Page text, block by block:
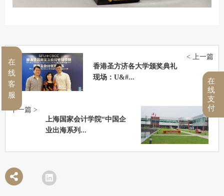
香港圣方济各大学颁奖典礼
现场：U&#...
< 上一篇
上海国家会计学院“中国企
业出海系列...
下一篇 >
在
线
客
服
在
线
支
付